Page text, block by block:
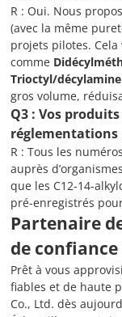
R : Oui. Nous
(avec la même
projets pilotes.
comme
Trioctyl/décylamine
gros volume,
Q3 : Vos
réglementations
R : Tous les
auprès
que les C12-14-
pré-enregistrés
Partenaire
de
Prêt à vous
fiables et de haute
Co., Ltd. dès